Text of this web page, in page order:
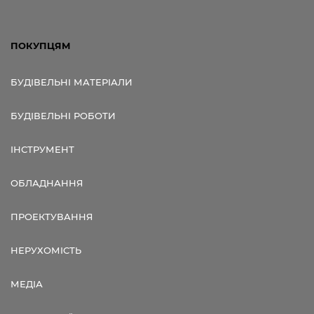
ПОКУПЦЯМ
БУДІВЕЛЬНІ МАТЕРІАЛИ
БУДІВЕЛЬНІ РОБОТИ
ІНСТРУМЕНТ
ОБЛАДНАННЯ
ПРОЕКТУВАННЯ
НЕРУХОМІСТЬ
МЕДІА